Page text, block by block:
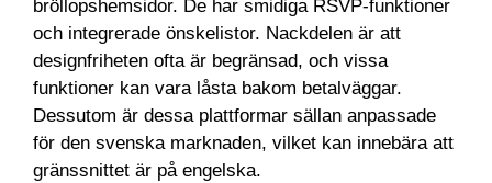
bröllopshemsidor. De har smidiga RSVP-funktioner
och integrerade önskelistor. Nackdelen är att
designfriheten ofta är begränsad, och vissa
funktioner kan vara låsta bakom betalväggar.
Dessutom är dessa plattformar sällan anpassade
för den svenska marknaden, vilket kan innebära att
gränssnittet är på engelska.